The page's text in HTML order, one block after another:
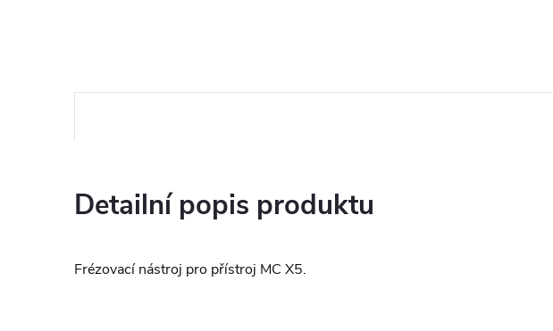
Detailní popis produktu
Frézovací nástroj pro přístroj MC X5.